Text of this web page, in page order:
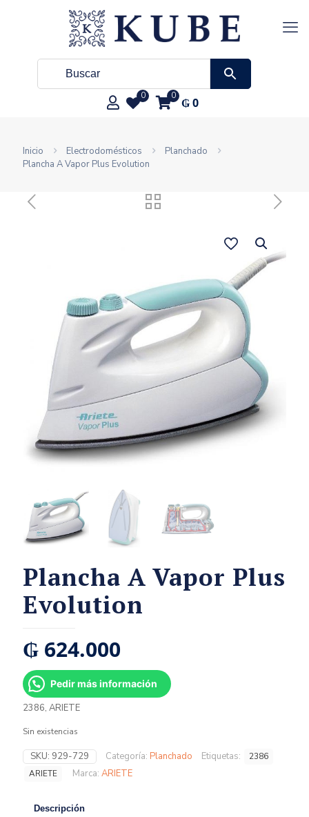
0 0 ₲0
Inicio Electrodomésticos
Planchado
Plancha A Vapor Plus Evolution
Plancha A Vapor Plus
Evolution
₲ 624.000
Pedir más información
2386, ARIETE
Sin existencias
SKU: 929-729 Categoría: Planchado Etiquetas:
2386
ARIETE
Marca: ARIETE
Descripción